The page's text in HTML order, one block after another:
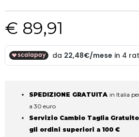
€ 89,91
SPEDIZIONE GRATUITA in Italia
a 30 euro
Servizio Cambio Taglia
gli ordini superiori a 100 €